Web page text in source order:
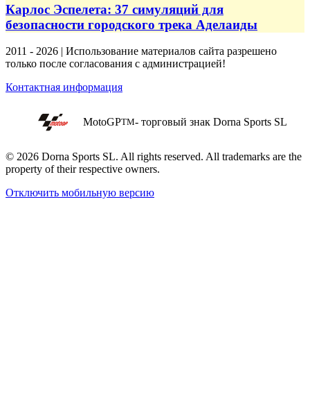
Карлос Эспелета: 37 симуляций для
безопасности городского трека Аделаиды
2011 - 2026 | Использование материалов сайта разрешено
только после согласования с администрацией!
Контактная информация
MotoGPTM- торговый знак Dorna Sports SL
© 2026 Dorna Sports SL. All rights reserved. All trademarks are the
property of their respective owners.
Отключить мобильную версию